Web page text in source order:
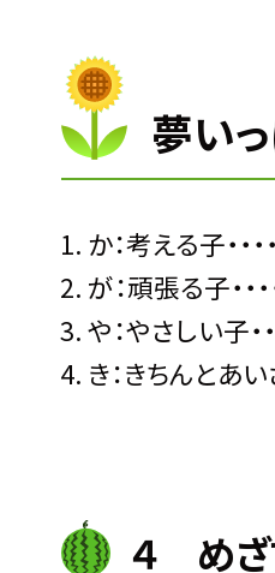
夢い
か：考える子・・・
が：頑張る子・・・
や：やさしい子・・
き：きちんとあ
４ めざ